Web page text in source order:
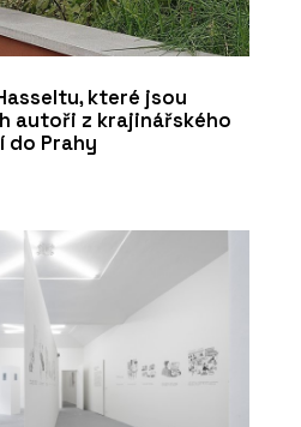
které jsou
autoři z krajinářského
do Prahy